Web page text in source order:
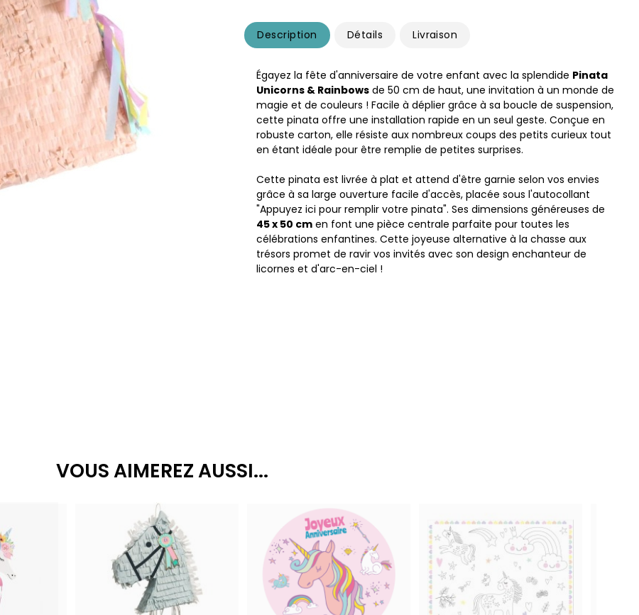
Description Détails Livraison
Égayez la fête d'anniversaire de votre enfant avec la splendide Pinata
Unicorns & Rainbows de 50 cm de haut, une invitation à un monde de
magie et de couleurs ! Facile à déplier grâce à sa boucle de suspension,
cette pinata offre une installation rapide en un seul geste. Conçue en
robuste carton, elle résiste aux nombreux coups des petits curieux tout
en étant idéale pour être remplie de petites surprises.
Cette pinata est livrée à plat et attend d'être garnie selon vos envies
grâce à sa large ouverture facile d'accès, placée sous l'autocollant
"Appuyez ici pour remplir votre pinata". Ses dimensions généreuses de
45 x 50 cm en font une pièce centrale parfaite pour toutes les
célébrations enfantines. Cette joyeuse alternative à la chasse aux
trésors promet de ravir vos invités avec son design enchanteur de
licornes et d'arc-en-ciel !
VOUS AIMEREZ AUSSI...